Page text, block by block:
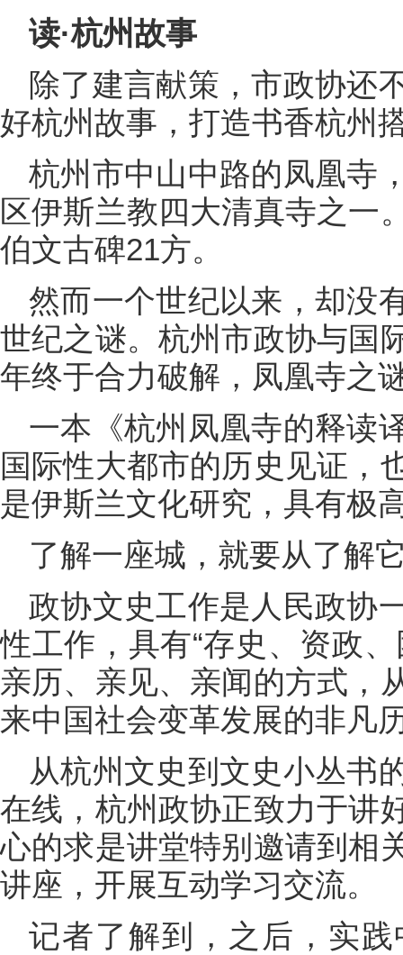
读·杭州故事
除了建言献策，市政协还
好杭州故事，打造书香杭州
杭州市中山中路的凤凰寺
区伊斯兰教四大清真寺之一
伯文古碑21方。
然而一个世纪以来，却没
世纪之谜。杭州市政协与国
年终于合力破解，凤凰寺之
一本《杭州凤凰寺的释读
国际性大都市的历史见证，
是伊斯兰文化研究，具有极
了解一座城，就要从了解
政协文史工作是人民政协
性工作，具有“存史、资政
亲历、亲见、亲闻的方式，
来中国社会变革发展的非凡
从杭州文史到文史小丛书
在线，杭州政协正致力于讲
心的求是讲堂特别邀请到相
讲座，开展互动学习交流。
记者了解到，之后，实